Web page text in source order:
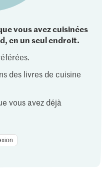
vous avez cuisinées
en un seul endroit.
des livres de cuisine
vous avez déjà